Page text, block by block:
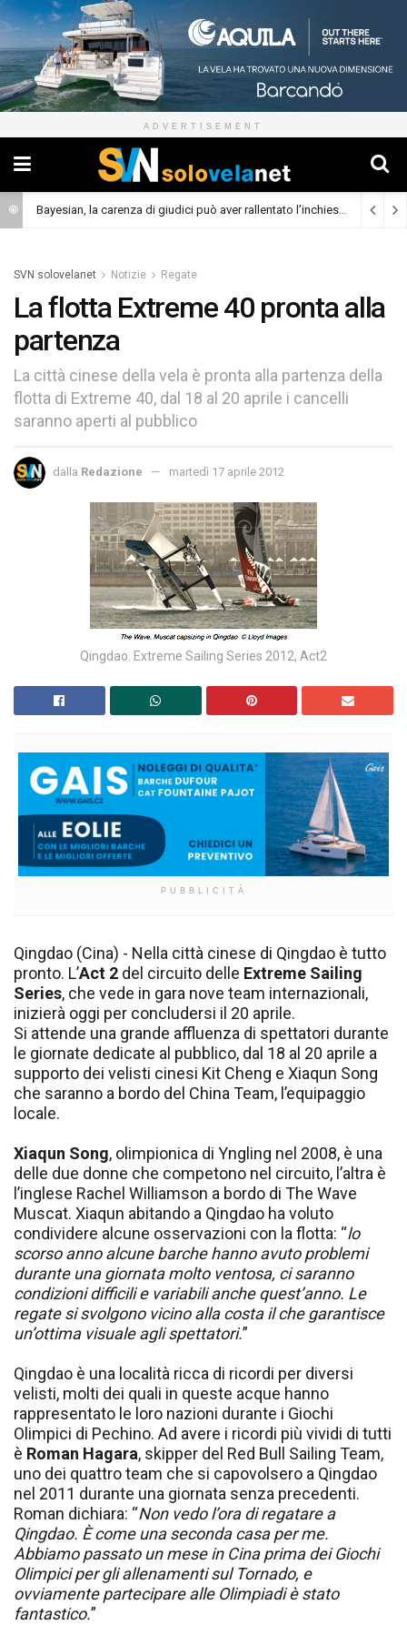
ADVERTISEMENT
Bayesian, la carenza di giudici può aver rallentato l’inchiesta (Cronaca)
SVN solovelanet Notizie Regate
La flotta Extreme 40 pronta alla
partenza
La città cinese della vela è pronta alla partenza della
flotta di Extreme 40, dal 18 al 20 aprile i cancelli
saranno aperti al pubblico
dalla Redazione martedì 17 aprile 2012
Qingdao. Extreme Sailing Series 2012, Act2
PUBBLICITÀ
Qingdao (Cina) - Nella città cinese di Qingdao è tutto
pronto. L’Act 2 del circuito delle Extreme Sailing
Series, che vede in gara nove team internazionali,
inizierà oggi per concludersi il 20 aprile.
Si attende una grande affluenza di spettatori durante
le giornate dedicate al pubblico, dal 18 al 20 aprile a
supporto dei velisti cinesi Kit Cheng e Xiaqun Song
che saranno a bordo del China Team, l’equipaggio
locale.
Xiaqun Song, olimpionica di Yngling nel 2008, è una
delle due donne che competono nel circuito, l’altra è
l’inglese Rachel Williamson a bordo di The Wave
Muscat. Xiaqun abitando a Qingdao ha voluto
condividere alcune osservazioni con la flotta: “lo
scorso anno alcune barche hanno avuto problemi
durante una giornata molto ventosa, ci saranno
condizioni difficili e variabili anche quest’anno. Le
regate si svolgono vicino alla costa il che garantisce
un’ottima visuale agli spettatori.”
Qingdao è una località ricca di ricordi per diversi
velisti, molti dei quali in queste acque hanno
rappresentato le loro nazioni durante i Giochi
Olimpici di Pechino. Ad avere i ricordi più vividi di tutti
è Roman Hagara, skipper del Red Bull Sailing Team,
uno dei quattro team che si capovolsero a Qingdao
nel 2011 durante una giornata senza precedenti.
Roman dichiara: “Non vedo l’ora di regatare a
Qingdao. È come una seconda casa per me.
Abbiamo passato un mese in Cina prima dei Giochi
Olimpici per gli allenamenti sul Tornado, e
ovviamente partecipare alle Olimpiadi è stato
fantastico.”